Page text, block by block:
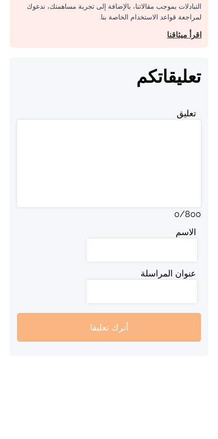
التبادلات بموجب مقالاتنا، بالإضافة إلى تجربة مساهمتك، ندعوك
لمراجعة قواعد الاستخدام الخاصة بنا.
اقرأ ميثاقنا
تعليقاتكم
تعليق
0/800
الاسم
عنوان المراسلة
أترك تعليقا